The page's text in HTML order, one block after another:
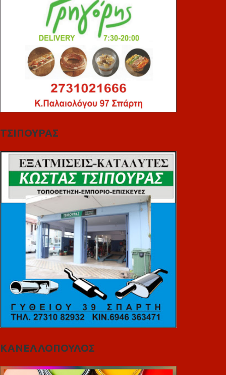
ΤΣΙΠΟΥΡΑΣ
ΚΑΝΕΛΛΟΠΟΥΛΟΣ